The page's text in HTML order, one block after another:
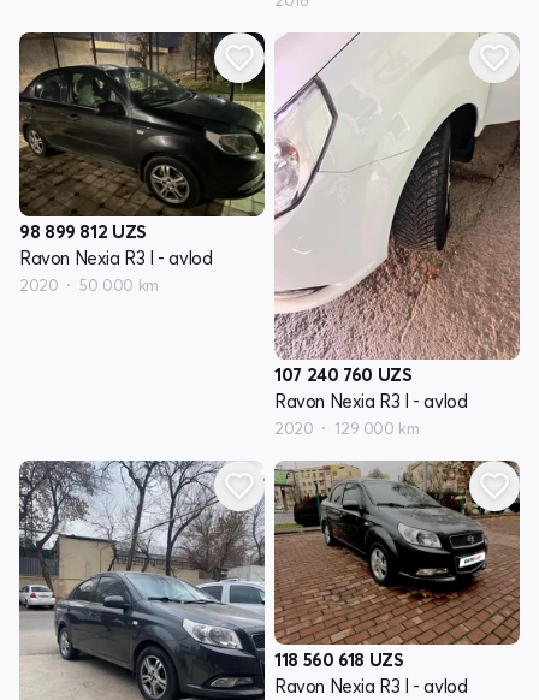
98 899 812 UZS
Ravon Nexia R3 I - avlod
2020 50 000 km
107 240 760 UZS
Ravon Nexia R3 I - avlod
2020 129 000 km
118 560 618 UZS
Ravon Nexia R3 I - avlod